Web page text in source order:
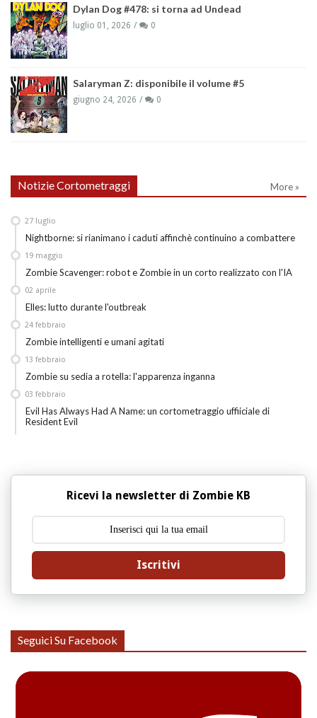
Dylan Dog #478: si torna ad Undead
luglio 01, 2026 0
Salaryman Z: disponibile il volume #5
giugno 24, 2026 0
Notizie Cortometraggi More »
Nightborne: si rianimano i caduti affinchè continuino a combattere
27 luglio
Zombie Scavenger: robot e Zombie in un corto realizzato con l'IA
19 maggio
Elles: lutto durante l'outbreak
02 aprile
Zombie intelligenti e umani agitati
24 febbraio
Zombie su sedia a rotella: l'apparenza inganna
13 febbraio
Evil Has Always Had A Name: un cortometraggio uffiiciale di
Resident Evil
03 febbraio
Ricevi la newsletter di Zombie KB
Iscritivi
Seguici Su Facebook